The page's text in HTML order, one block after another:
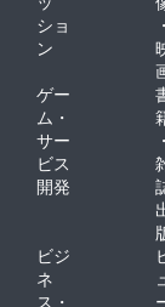
ショ
ン
・
ゲー
ム・
サー
ビス
開発
・
ビジ
ネ
ス・